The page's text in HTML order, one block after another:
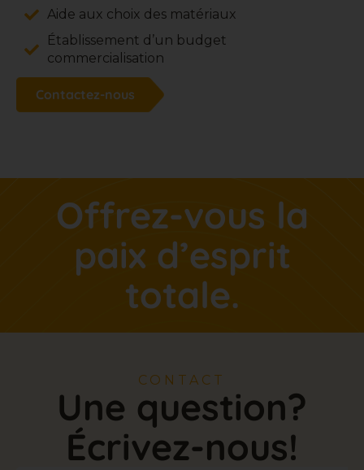
Aide aux choix des matériaux
Établissement d’un budget
commercialisation
Contactez-nous
Offrez-vous la
paix d’esprit
totale.
CONTACT
Une question?
Écrivez-nous!